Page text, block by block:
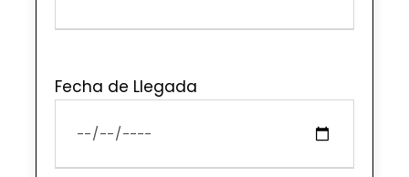
Fecha de Llegada